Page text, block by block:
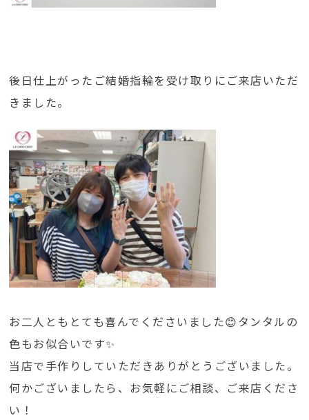
後日仕上がったご結婚指輪を受け取りにご来店いただ
きました。
お二人ともとても喜んでくださいました😊タンタルの
色もお似合いです✨
当店で手作りしていただきありがとうございました。
何かございましたら、お気軽にご相談、ご来店くださ
い！